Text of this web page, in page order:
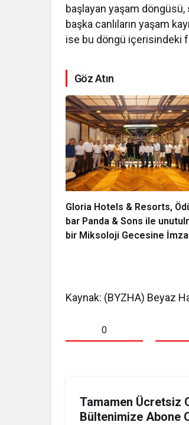
başlayan yaşam
başka canlıların yaşam
ise bu döngü içerisindeki
Göz Atın
Gloria Hotels & Resorts,
bar Panda & Sons ile
bir Miksoloji Gecesine İmza
Kaynak: (BYZHA) Beyaz
0
Tamamen Ücretsiz
Bültenimize Abone